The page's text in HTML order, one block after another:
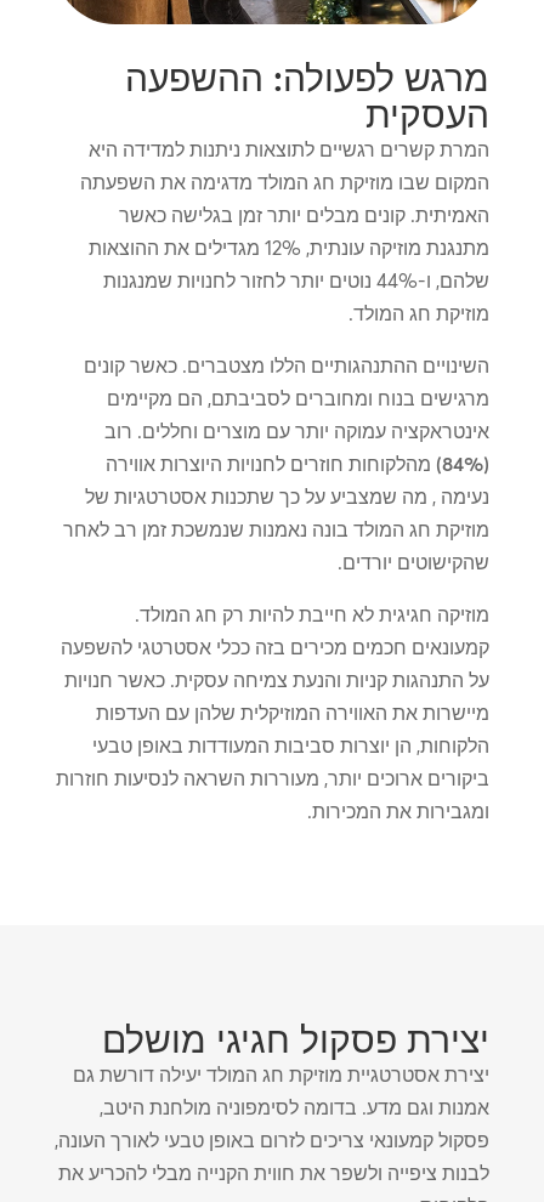
מרגש לפעולה: ההשפעה
העסקית
המרת קשרים רגשיים לתוצאות ניתנות למדידה היא
המקום שבו מוזיקת ​​חג המולד מדגימה את השפעתה
האמיתית. קונים מבלים יותר זמן בגלישה כאשר
מתנגנת מוזיקה עונתית, 12% מגדילים את ההוצאות
שלהם, ו-44% נוטים יותר לחזור לחנויות שמנגנות
מוזיקת ​​חג המולד.
השינויים ההתנהגותיים הללו מצטברים. כאשר קונים
מרגישים בנוח ומחוברים לסביבתם, הם מקיימים
אינטראקציה עמוקה יותר עם מוצרים וחללים. רוב
(84%) מהלקוחות חוזרים לחנויות היוצרות אווירה
נעימה , מה שמצביע על כך שתכנות אסטרטגיות של
מוזיקת ​​חג המולד בונה נאמנות שנמשכת זמן רב לאחר
שהקישוטים יורדים.
מוזיקה חגיגית לא חייבת להיות רק חג המולד.
קמעונאים חכמים מכירים בזה ככלי אסטרטגי להשפעה
על התנהגות קניות והנעת צמיחה עסקית. כאשר חנויות
מיישרות את האווירה המוזיקלית שלהן עם העדפות
הלקוחות, הן יוצרות סביבות המעודדות באופן טבעי
ביקורים ארוכים יותר, מעוררות השראה לנסיעות חוזרות
ומגבירות את המכירות.
יצירת פסקול חגיגי מושלם
יצירת אסטרטגיית מוזיקת ​​חג המולד יעילה דורשת גם
אמנות וגם מדע. בדומה לסימפוניה מולחנת היטב,
פסקול קמעונאי צריכים לזרום באופן טבעי לאורך העונה,
לבנות ציפייה ולשפר את חווית הקנייה מבלי להכריע את